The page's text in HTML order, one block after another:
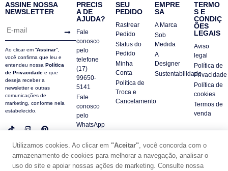
ASSINE NOSSA
NEWSLETTER
Ao clicar em “Assinar“,
você confirma que leu e
entendeu nossa Política
de Privacidade e que
deseja receber a
newsletter e outras
comunicações de
marketing, conforme nela
estabelecido.
PRECIS
A DE
AJUDA?
Fale
conosco
pelo
telefone
(17)
99650-
5141
Fale
conosco
pelo
WhatsApp
FAQ
SEU
PEDIDO
Rastrear
Pedido
Status do
Pedido
Minha
Conta
Política de
Troca e
Cancelamento
EMPRE
SA
A Marca
Sob
Medida
A
Designer
Sustentabilidade
TERMO
S E
CONDIÇ
ÕES
LEGAIS
Aviso
legal
Política de
Privacidade
Política de
cookies
Termos de
venda
© DUE PANNO - 2024 -
Utilizamos cookies. Ao clicar em "Aceitar", você concorda com o
armazenamento de cookies para melhorar a navegação, analisar o
uso do site e apoiar nossas ações de marketing. Consulte nossa